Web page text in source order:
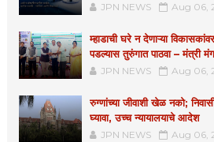
JPN NEWS Aug 06,
म्हाडाची घरे न देणाऱ्या
पडल्यास तुरुंगात पाठवा – मंत्री
JPN NEWS Aug 06,
रुग्णांच्या जीवाशी खेळ नको;
घ्यावा, उच्च न्यायालयाचे आदेश
JPN NEWS Aug 06,